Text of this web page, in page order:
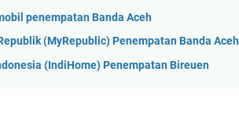
penempatan Banda Aceh
(MyRepublic) Penempatan Banda Aceh
(IndiHome) Penempatan Bireuen